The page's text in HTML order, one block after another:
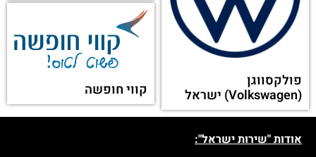
פולקסווגן
(Volkswagen) ישראל קווי חופשה
אודות "שירות ישראל":